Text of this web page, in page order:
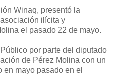
Winaq, presentó la
ilícita y
el pasado 22 de mayo.
por parte del diputado
de Pérez Molina con un
en mayo pasado en el